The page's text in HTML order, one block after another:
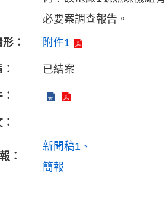
必要案調查報告。
：
附件1
已結案
：
新聞稿1
簡報